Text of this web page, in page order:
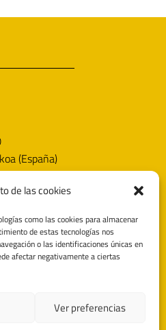
de las cookies
como las cookies para almacenar
de estas tecnologías nos
o las identificaciones únicas en
afectar negativamente a ciertas
Ver preferencias
(España)